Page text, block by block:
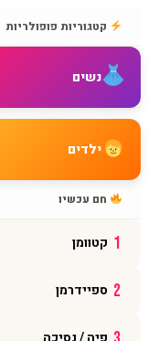
צור קשר
שאלות נפוצות
מדיניות משלוחים
מדיניות החזרות
מדיניות פרטיות
פייסבוק
קטגוריות פופולריות
נשים
ילדים
חם עכשיו
1 קטוומן
2 ספיידרמן